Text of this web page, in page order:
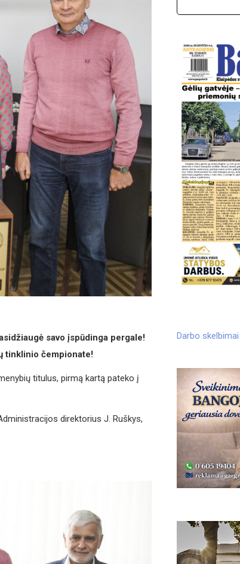
savo įspūdinga pergale!
tinklinio čempionate!
titulus, pirmą kartą pateko į
direktorius J. Ruškys,
Darbo skelbimai